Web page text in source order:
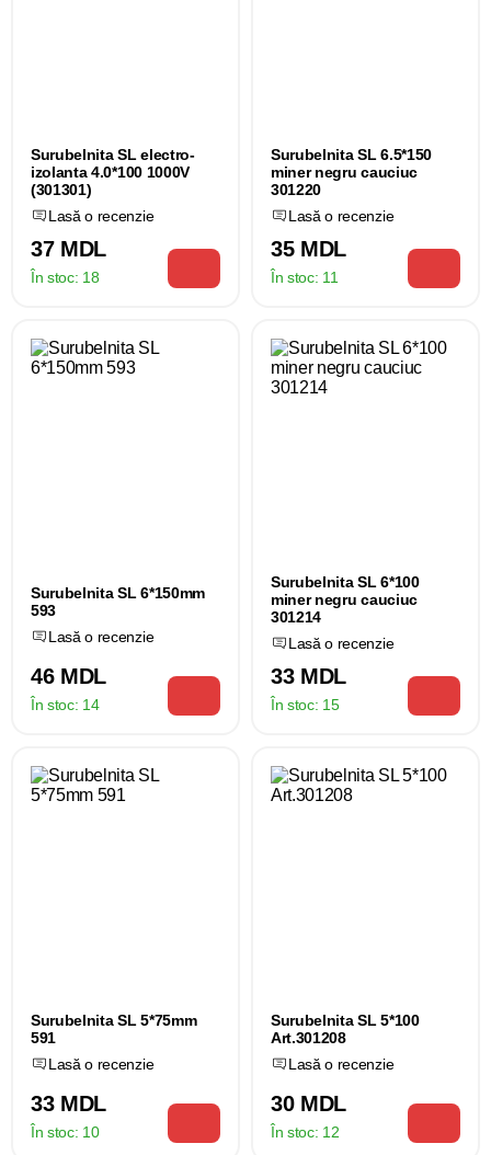
Surubelnita SL electro-
izolanta 4.0*100 1000V
(301301)
Lasă o recenzie
37 MDL
În stoc: 18
Surubelnita SL 6.5*150
miner negru cauciuc
301220
Lasă o recenzie
35 MDL
În stoc: 11
Surubelnita SL 6*150mm
593
Lasă o recenzie
46 MDL
În stoc: 14
Surubelnita SL 6*100
miner negru cauciuc
301214
Lasă o recenzie
33 MDL
În stoc: 15
Surubelnita SL 5*75mm
591
Lasă o recenzie
33 MDL
În stoc: 10
Surubelnita SL 5*100
Art.301208
Lasă o recenzie
30 MDL
În stoc: 12